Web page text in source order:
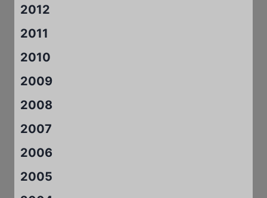
2012
2011
2010
2009
2008
2007
2006
2005